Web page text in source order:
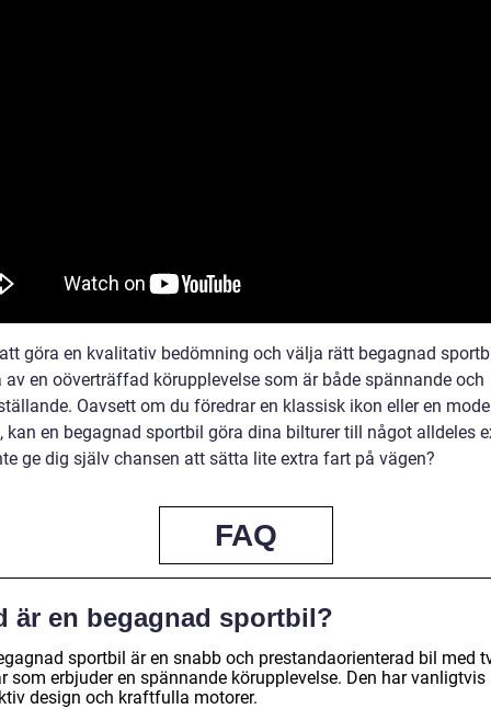
göra en kvalitativ bedömning och välja rätt begagnad
av en oöverträffad körupplevelse som är både spännande och
Oavsett om du föredrar en klassisk ikon eller en
kan en begagnad sportbil göra dina bilturer till något alldeles
ge dig själv chansen att sätta lite extra fart på vägen?
FAQ
är en begagnad sportbil?
sportbil är en snabb och prestandaorienterad bil med
som erbjuder en spännande körupplevelse. Den har vanligtvis
design och kraftfulla motorer.